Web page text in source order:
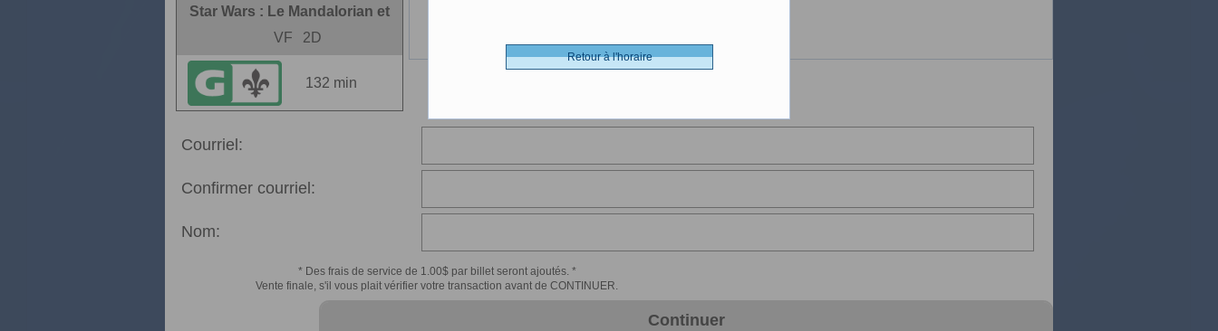
Star Wars : Le Mandalorian et
VF
2D
132 min
Courriel:
Confirmer courriel:
Nom:
* Des frais de service de 1.00$ par billet seront ajoutés. *
Vente finale, s'il vous plait vérifier votre transaction avant de CONTINUER.
Continuer
Retour à l'horaire